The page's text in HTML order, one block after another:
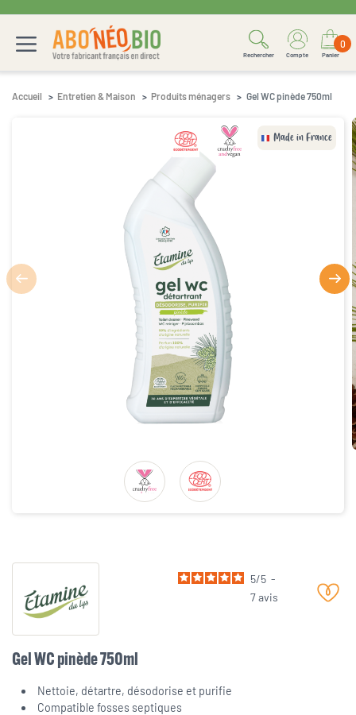
Rechercher Compte
0
Panier
Accueil Entretien & Maison Produits ménagers Gel WC pinède 750ml
Made in France
5/5 -
7avis
Gel WC pinède 750ml
Nettoie, détartre, désodorise et purifie
Compatible fosses septiques